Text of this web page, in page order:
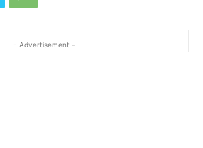
- Advertisement -